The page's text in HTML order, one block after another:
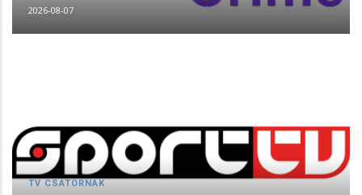
2026-08-07
TV CSATORNÁK